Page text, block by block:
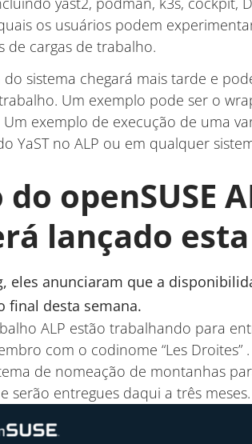
os usuários podem
de cargas de trabalho.
sistema chegará mais tarde e
Um exemplo pode ser o
exemplo de execução de uma
YaST no ALP ou em qualquer
openSUSE
lançado
, eles anunciaram que a
final desta semana.
ALP estão trabalhando para
com o codinome “Les Droites”
de nomeação de montanhas
serão entregues daqui a três meses.